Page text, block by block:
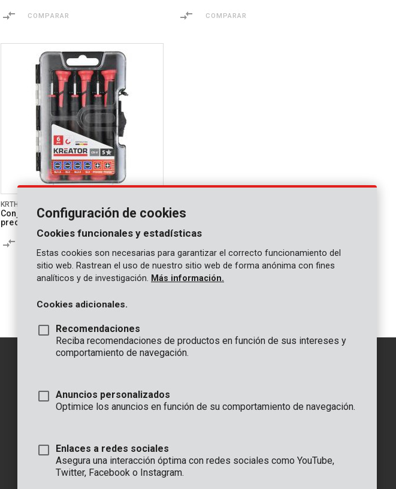
COMPARAR COMPARAR
KRTH22104
Conjunto de destornilladores de
precisión SL PH - alta calidad
OFICINA
2500 Lier - Bélgica
VARO IBERICA
GENERAL
+32 (0)3 292 92 90
Configuración de cookies
Cookies funcionales y estadísticas
Estas cookies son necesarias para garantizar el correcto funcionamiento del
sitio web. Rastrean el uso de nuestro sitio web de forma anónima con fines
analíticos y de investigación. Más información.
Cookies adicionales.
Recomendaciones
Reciba recomendaciones de productos en función de sus intereses y
comportamiento de navegación.
Anuncios personalizados
Optimice los anuncios en función de su comportamiento de navegación.
Enlaces a redes sociales
Asegura una interacción óptima con redes sociales como YouTube,
Twitter, Facebook o Instagram.